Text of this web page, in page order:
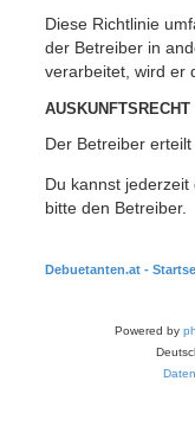
Diese Richtlinie
der Betreiber in
verarbeitet, wird er
AUSKUNFTSRECHT
Der Betreiber
Du kannst
bitte den Betreiber.
Debuetanten.at -
Powered by